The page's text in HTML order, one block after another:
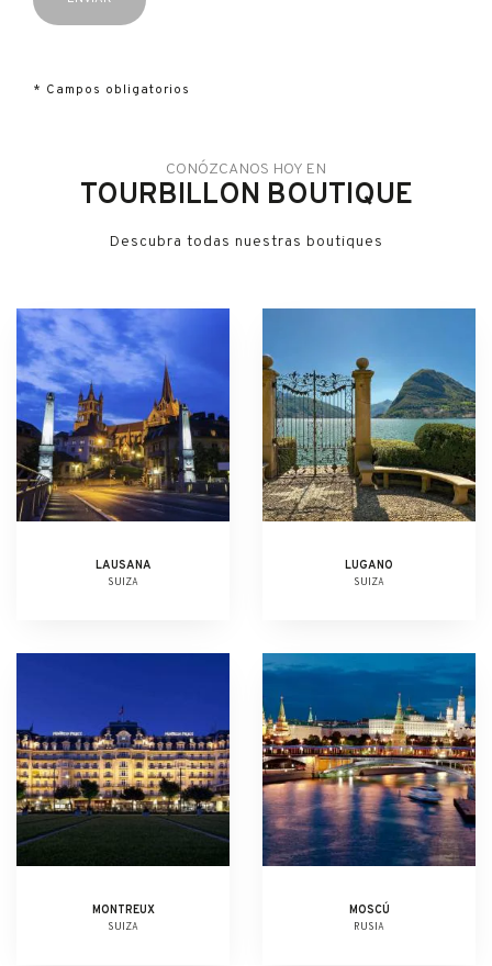
* Campos obligatorios
CONÓZCANOS HOY EN
TOURBILLON BOUTIQUE
Descubra todas nuestras boutiques
LAUSANA
SUIZA
LUGANO
SUIZA
MONTREUX
SUIZA
MOSCÚ
RUSIA